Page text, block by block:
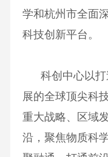
学和杭州市全面
科技创新平台。
科创中心以打
展的全球顶尖科
重大战略、区域
沿，聚焦物质科